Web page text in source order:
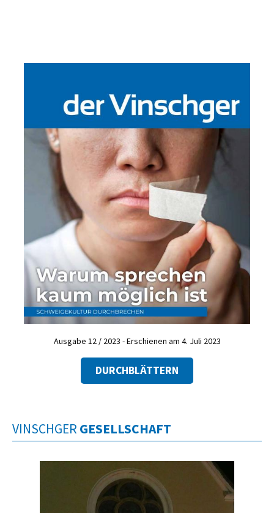
Ausgabe 12 / 2023 - Erschienen am 4. Juli 2023
DURCHBLÄTTERN
VINSCHGER GESELLSCHAFT